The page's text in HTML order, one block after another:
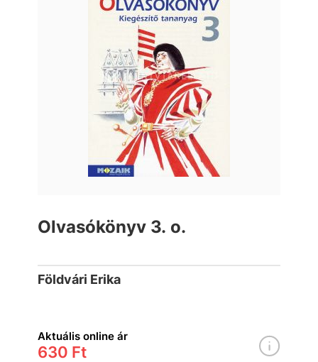
Olvasókönyv 3. o.
Földvári Erika
Aktuális online ár
630 Ft